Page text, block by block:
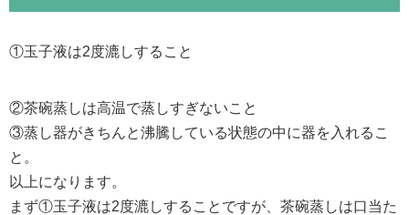
①玉子液は2度漉しすること
②茶碗蒸しは高温で蒸しすぎないこと
③蒸し器がきちんと沸騰している状態の中に器を入れるこ
と。
以上になります。
まず①玉子液は2度漉しすることですが、茶碗蒸しは口当た